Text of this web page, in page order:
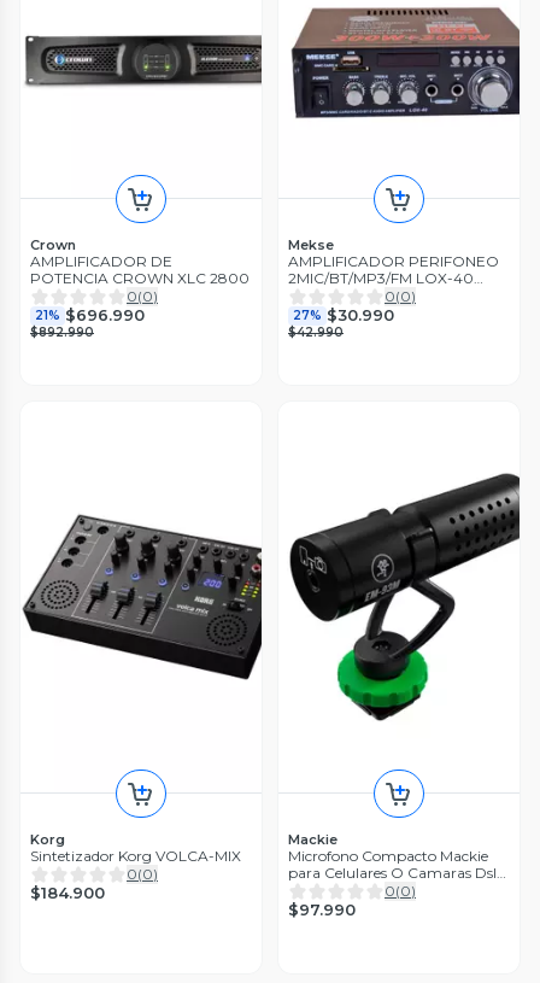
Crown
AMPLIFICADOR DE
POTENCIA CROWN XLC 2800
0(0)
21% $696.990
$892.990
Mekse
AMPLIFICADOR PERIFONEO
2MIC/BT/MP3/FM LOX-40
MEKSE
0(0)
27% $30.990
$42.990
Korg
Sintetizador Korg VOLCA-MIX
0(0)
$184.900
Mackie
Microfono Compacto Mackie
para Celulares O Camaras Dslr
EM-93M
0(0)
$97.990